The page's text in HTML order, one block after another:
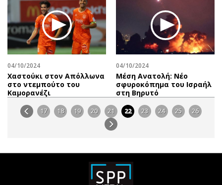
04/10/2024
Χαστούκι στον Απόλλωνα
στο ντεμπούτο του
Καμορανέζι
04/10/2024
Mέση Ανατολή: Νέο
σφυροκόπημα του Ισραήλ
στη Βηρυτό
17 18 19 20 21 22 23 24 25 26